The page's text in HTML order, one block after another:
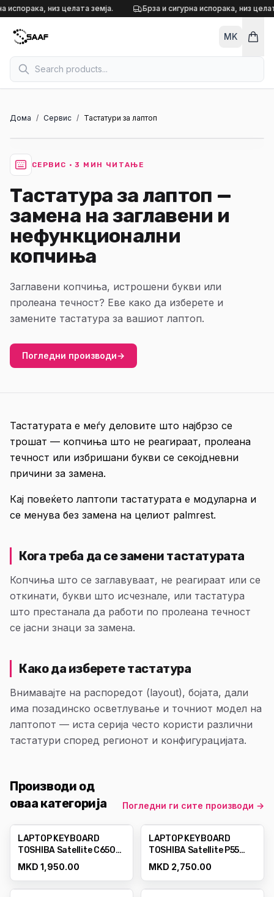
Skip to content
испорака, низ целата земја. Брза и сигурна испорака, низ
MK
Дома / Сервис / Тастатури за лаптоп
СЕРВИС ·3 МИН ЧИТАЊЕ
Тастатура за лаптоп —
замена на заглавени и
нефункционални
копчиња
Заглавени копчиња, истрошени букви или
пролеана течност? Еве како да изберете и
замените тастатура за вашиот лаптоп.
Погледни производи→
Тастатурата е меѓу деловите што најбрзо се
трошат — копчиња што не реагираат, пролеана
течност или избришани букви се секојдневни
причини за замена.
Кај повеќето лаптопи тастатурата е модуларна и
се менува без замена на целиот palmrest.
Кога треба да се замени тастатурата
Копчиња што се заглавуваат, не реагираат или се
откинати, букви што исчезнале, или тастатура
што престанала да работи по пролеана течност
се јасни знаци за замена.
Како да изберете тастатура
Внимавајте на распоредот (layout), бојата, дали
има позадинско осветлување и точниот модел на
лаптопот — иста серија често користи различни
тастатури според регионот и конфигурацијата.
Производи од
оваа категорија
Погледни ги сите производи →
LAPTOP KEYBOARD
TOSHIBA Satellite C650
C655 C650D C655D L650
L655 L670 L675 C660
MKD 1,950.00
LAPTOP KEYBOARD
TOSHIBA Satellite P55
P55t P55-a,p55t-a5202
MKD 2,750.00